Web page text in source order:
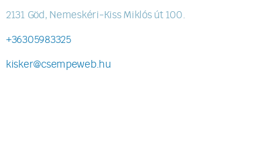
2131 Göd, Nemeskéri-Kiss Miklós út 100.
+36305983325
kisker@csempeweb.hu